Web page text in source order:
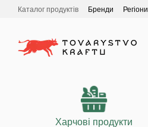
Перейти до основного контенту
Каталог продуктів Бренди Регіони
Харчові продукти